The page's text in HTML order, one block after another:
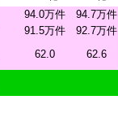
94.0万件
94.7万件
91.5万件
92.7万件
62.0 62.6